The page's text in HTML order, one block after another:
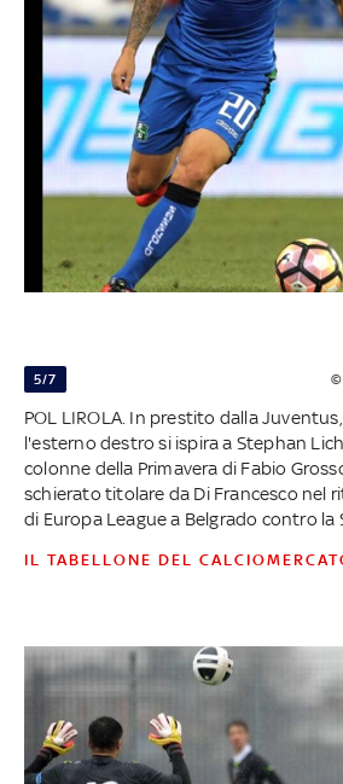
5/7
POL LIROLA. In prestito dalla
l'esterno destro si ispira a Stephan
colonne della Primavera di Fabio
schierato titolare da Di Francesco nel
di Europa League a Belgrado contro la
IL TABELLONE DEL